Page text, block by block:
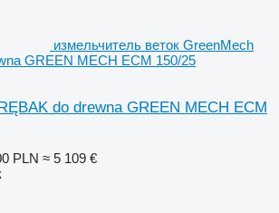
измельчитель веток GreenMech
GREEN MECH ECM 150/25
do drewna GREEN MECH ECM
PLN ≈ 5 109 €